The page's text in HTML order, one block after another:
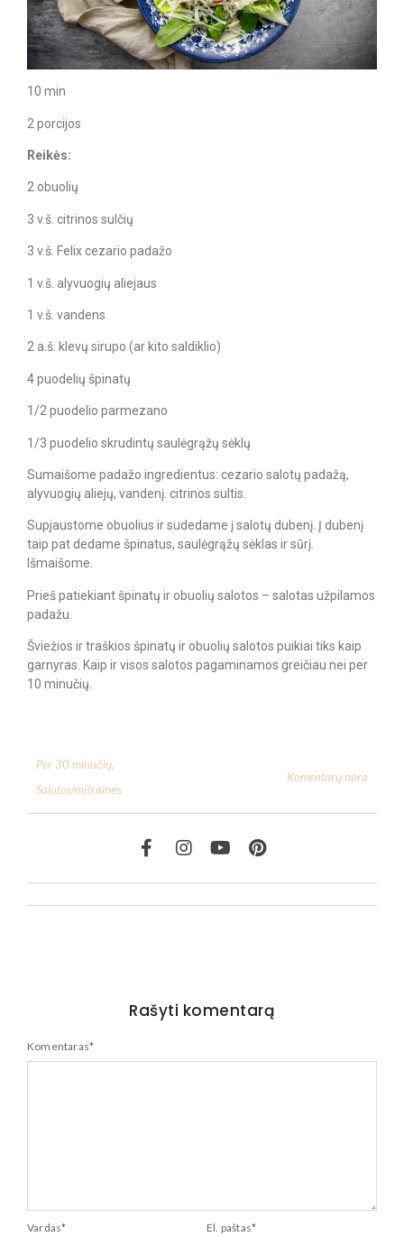
10 min
2 porcijos
Reikės:
2 obuolių
3 v.š. citrinos sulčių
3 v.š. Felix cezario padažo
1 v.š. alyvuogių aliejaus
1 v.š. vandens
2 a.š. klevų sirupo (ar kito saldiklio)
4 puodelių špinatų
1/2 puodelio parmezano
1/3 puodelio skrudintų saulėgrąžų sėklų
Sumaišome padažo ingredientus: cezario salotų padažą,
alyvuogių aliejų, vandenį. citrinos sultis.
Supjaustome obuolius ir sudedame į salotų dubenį. Į dubenį
taip pat dedame špinatus, saulėgrąžų sėklas ir sūrį.
Išmaišome.
Prieš patiekiant špinatų ir obuolių salotos – salotas užpilamos
padažu.
Šviežios ir traškios špinatų ir obuolių salotos puikiai tiks kaip
garnyras. Kaip ir visos salotos pagaminamos greičiau nei per
10 minučių.
Per 30 minučių,
Salotos/mišrainės
Komentarų nėra
Rašyti komentarą
Komentaras*
Vardas* El. paštas*